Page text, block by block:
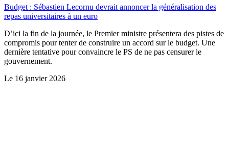
Budget : Sébastien Lecornu devrait annoncer la généralisation des
repas universitaires à un euro
D’ici la fin de la journée, le Premier ministre présentera des pistes de
compromis pour tenter de construire un accord sur le budget. Une
dernière tentative pour convaincre le PS de ne pas censurer le
gouvernement.
Le 16 janvier 2026